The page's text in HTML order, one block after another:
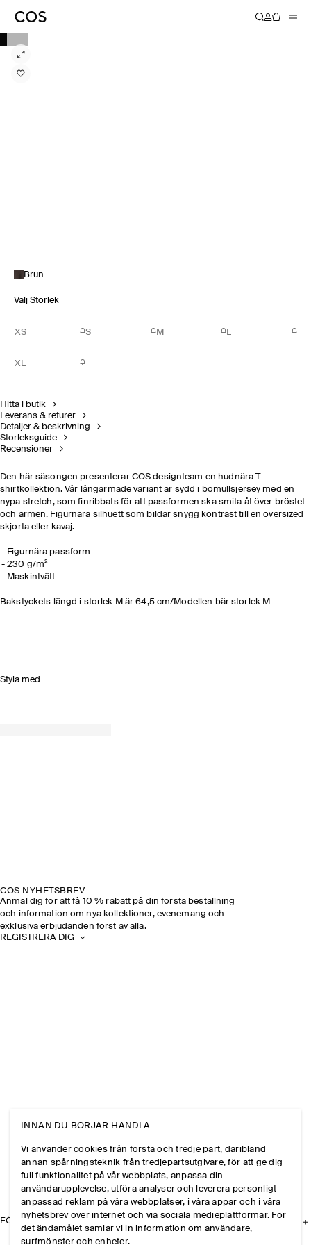
Brun
Välj Storlek
XS S M L
XL
Hitta i butik
Leverans & returer
Detaljer & beskrivning
Storleksguide
Recensioner
Den här säsongen presenterar COS designteam en hudnära T-
shirtkollektion. Vår långärmade variant är sydd i bomullsjersey med en
nypa stretch, som finribbats för att passformen ska smita åt över bröstet
och armen. Figurnära silhuett som bildar snygg kontrast till en oversized
skjorta eller kavaj.
Figurnära passform
230 g/m²
Maskintvätt
Bakstyckets längd i storlek M är 64,5 cm/Modellen bär storlek M
Styla med
COS NYHETSBREV
Anmäl dig för att få 10 % rabatt på din första beställning
och information om nya kollektioner, evenemang och
exklusiva erbjudanden först av alla.
REGISTRERA DIG
FÖRETAGET
INNAN DU BÖRJAR HANDLA
Vi använder cookies från första och tredje part, däribland
annan spårningsteknik från tredjepartsutgivare, för att ge dig
full funktionalitet på vår webbplats, anpassa din
användarupplevelse, utföra analyser och leverera personligt
anpassad reklam på våra webbplatser, i våra appar och i våra
nyhetsbrev över internet och via sociala medieplattformar. För
det ändamålet samlar vi in information om användare,
surfmönster och enheter.